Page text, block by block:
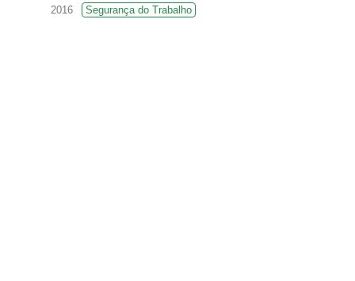
2016
Segurança do Trabalho